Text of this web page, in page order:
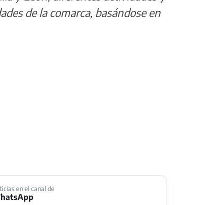
de la comarca, basándose en
en el canal de